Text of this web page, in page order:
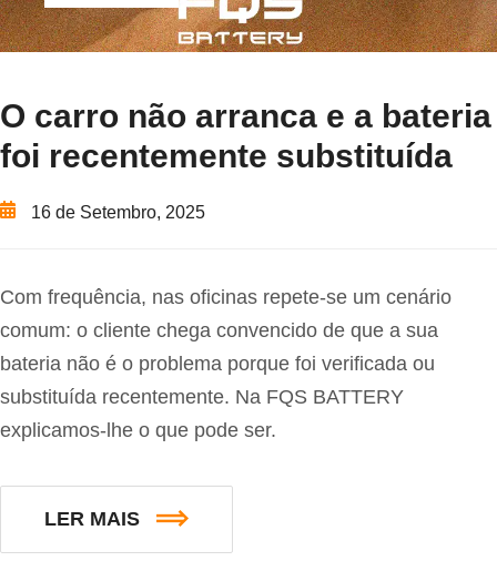
O carro não arranca e a bateria
foi recentemente substituída
16 de Setembro, 2025
Com frequência, nas oficinas repete-se um cenário
comum: o cliente chega convencido de que a sua
bateria não é o problema porque foi verificada ou
substituída recentemente. Na FQS BATTERY
explicamos-lhe o que pode ser.
LER MAIS